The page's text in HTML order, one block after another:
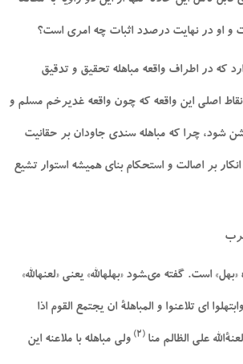
و او در نهايت درصدد اثبات چه امرى است؟
كه در اطراف واقعه مباهله تحقيق و تدقيق
اصلى اين واقعه كه چون واقعه غديرخم مسلم و
شود، چرا كه مباهله سندى جاودان بر حقانيت
بر اصالت و استحكام بناى هميشه استوار تشيع
است. گفته مى‏شود «بهله‏الله» يعنى «لعنه‏الله»
اى تلاعنوا و المباهلة ان يجتمع القوم اذا
على الظالم منا (2) ولى مباهله با ملاعنه اين